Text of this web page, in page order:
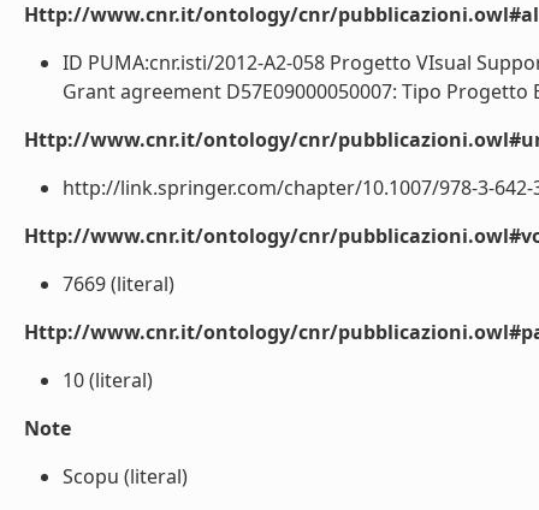
Http://www.cnr.it/ontology/cnr/
ID PUMA:cnr.isti/2012-A2-058 Progetto VIsual
Grant agreement D57E09000050007: Tipo Progetto
Http://www.cnr.it/ontology/cnr/
http://link.springer.com/chapter/10.1007/978-3-642-
Http://www.cnr.it/ontology/cnr/
7669 (literal)
Http://www.cnr.it/ontology/cnr/
10 (literal)
Note
Scopu (literal)